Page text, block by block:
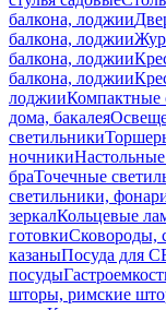
балкона, лоджии
балкона, лоджии
балкона, лоджии
балкона, лоджии
лоджииКомпактные
дома, бакалея
светильники
ночники
браТочечные
светильники,
зеркалКольцевые
готовкиСковороды,
казаныПосуда для
посуды
шторы, римские